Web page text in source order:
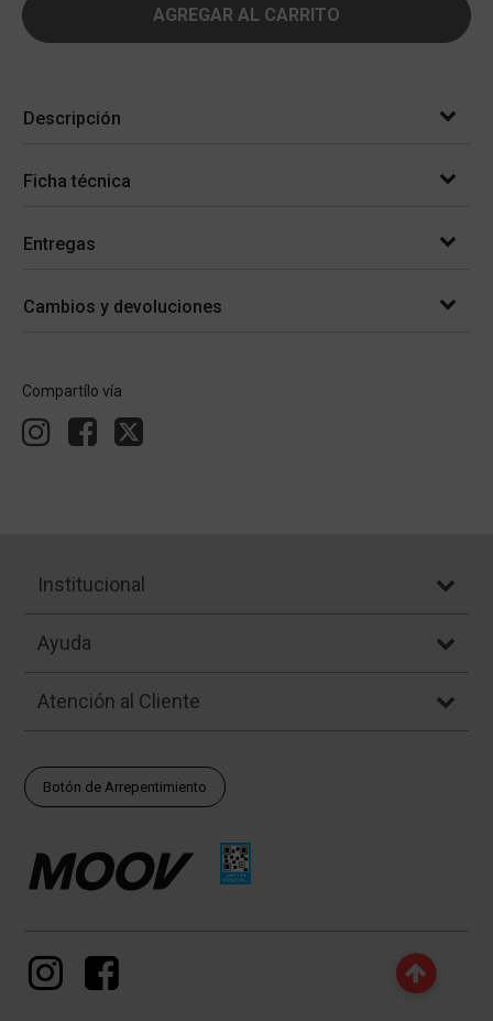
AGREGAR AL CARRITO
Descripción
Ficha técnica
Entregas
Cambios y devoluciones
Compartílo vía
Institucional
Ayuda
Atención al Cliente
Botón de Arrepentimiento